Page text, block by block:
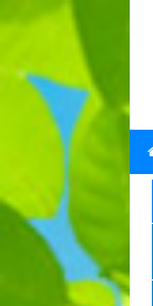
TRANG
CHỦ
SẢN
PHẨM
THƯƠNG